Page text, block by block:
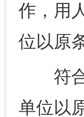
作，用
位以原
符合
单位以